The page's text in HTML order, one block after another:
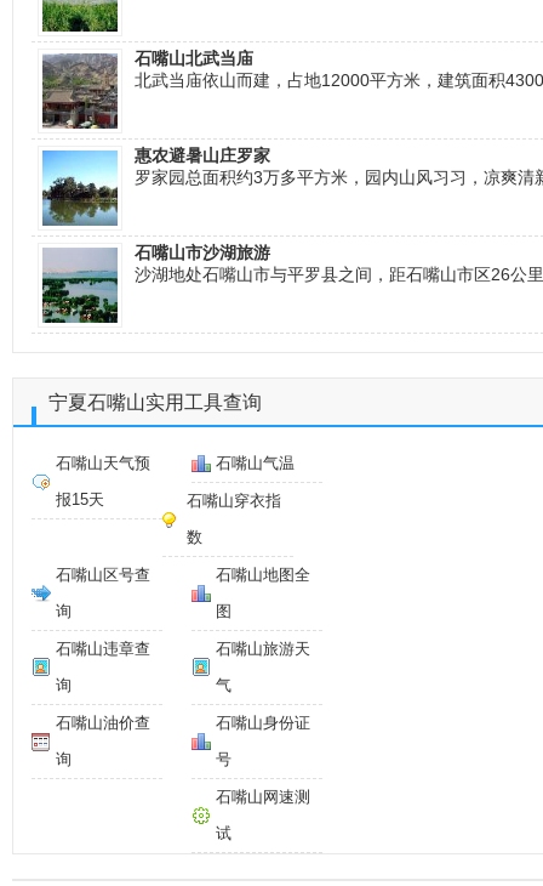
石嘴山北武当庙
北武当庙依山而建，占地12000平方米，建筑面积
惠农避暑山庄罗家
罗家园总面积约3万多平方米，园内山风习习，凉爽
石嘴山市沙湖旅游
沙湖地处石嘴山市与平罗县之间，距石嘴山市区26公
宁夏石嘴山实用工具查询
石嘴山天气预
报15天
石嘴山气温
石嘴山穿衣指
数
石嘴山地图全
图
石嘴山区号查
询
石嘴山旅游天
气
石嘴山违章查
询
石嘴山身份证
号
石嘴山油价查
询
石嘴山网速测
试